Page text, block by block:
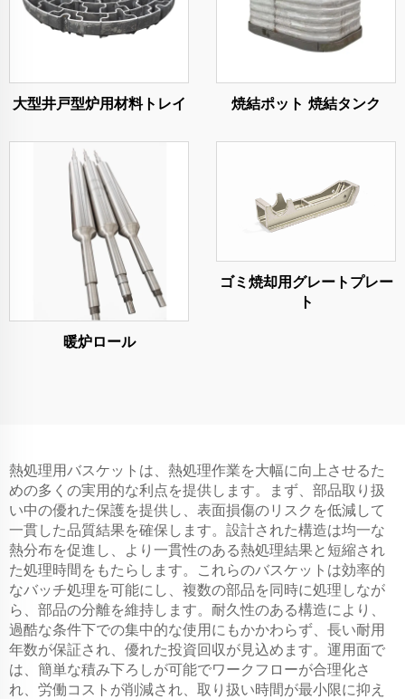
大型井戸型炉用材料トレイ 焼結ポット 焼結タンク
暖炉ロール
ゴミ焼却用グレートプレー
ト
熱処理用バスケットは、熱処理作業を大幅に向上させるた
めの多くの実用的な利点を提供します。まず、部品取り扱
い中の優れた保護を提供し、表面損傷のリスクを低減して
一貫した品質結果を確保します。設計された構造は均一な
熱分布を促進し、より一貫性のある熱処理結果と短縮され
た処理時間をもたらします。これらのバスケットは効率的
なバッチ処理を可能にし、複数の部品を同時に処理しなが
ら、部品の分離を維持します。耐久性のある構造により、
過酷な条件下での集中的な使用にもかかわらず、長い耐用
年数が保証され、優れた投資回収が見込めます。運用面で
は、簡単な積み下ろしが可能でワークフローが合理化さ
れ、労働コストが削減され、取り扱い時間が最小限に抑え